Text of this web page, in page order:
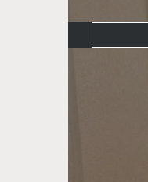
L'agence
appartement